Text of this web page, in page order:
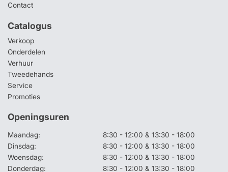
Contact
Catalogus
Verkoop
Onderdelen
Verhuur
Tweedehands
Service
Promoties
Openingsuren
Maandag:
8:30 - 12:00 & 13:30 - 18:00
Dinsdag:
8:30 - 12:00 & 13:30 - 18:00
Woensdag:
8:30 - 12:00 & 13:30 - 18:00
Donderdag:
8:30 - 12:00 & 13:30 - 18:00